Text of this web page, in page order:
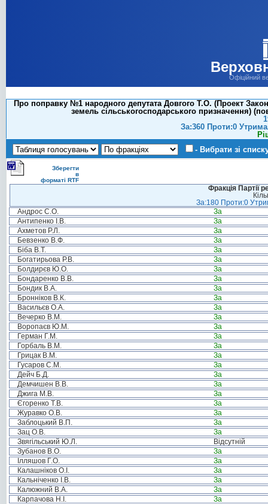
Офіційний
Про поправку №1 народного депутата Довгого Т.О. (Проект
земель сільськогосподарського призначення)
За:360 Проти:0
- Вибрати зі
Зберегти
в
форматі RTF
Фракція Партії
За:180 Проти:0
Андрос С.О.
За
Антипенко І.В.
За
Ахметов Р.Л.
За
Бевзенко В.Ф.
За
Біба В.Т.
За
Богатирьова Р.В.
За
Болдирєв Ю.О.
За
Бондаренко В.В.
За
Бондик В.А.
За
Бронніков В.К.
За
Васильєв О.А.
За
Вечерко В.М.
За
Воропаєв Ю.М.
За
Герман Г.М.
За
Горбаль В.М.
За
Грицак В.М.
За
Гусаров С.М.
За
Дейч Б.Д.
За
Демчишен В.В.
За
Джига М.В.
За
Єгоренко Т.В.
За
Журавко О.В.
За
Заблоцький В.П.
За
Зац О.В.
За
Звягільський Ю.Л.
Відсутній
Зубанов В.О.
За
Ілляшов Г.О.
За
Калашніков О.І.
За
Кальніченко І.В.
За
Калюжний В.А.
За
Карпачова Н.І.
За